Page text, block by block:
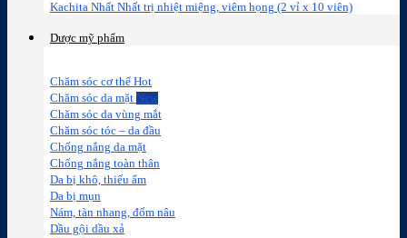
Kachita Nhất Nhất trị nhiệt miệng, viêm họng (2 vỉ x 10 viên)
Dược mỹ phẩm
Chăm sóc cơ thể
Chăm sóc da mặt
Chăm sóc da vùng mắt
Chăm sóc tóc – da đầu
Chống nắng da mặt
Chống nắng toàn thân
Da bị khô, thiếu ẩm
Da bị mụn
Nám, tàn nhang, đốm nâu
Dầu gội dầu xả